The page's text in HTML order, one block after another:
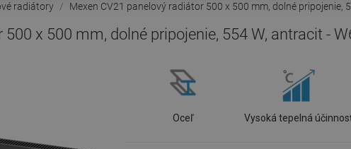
radiátory Mexen CV21 panelový radiátor 500 x 500 mm, dolné pripojenie,
x 500 mm, dolné pripojenie, 554 W, antracit -
Oceľ Vysoká tepelná